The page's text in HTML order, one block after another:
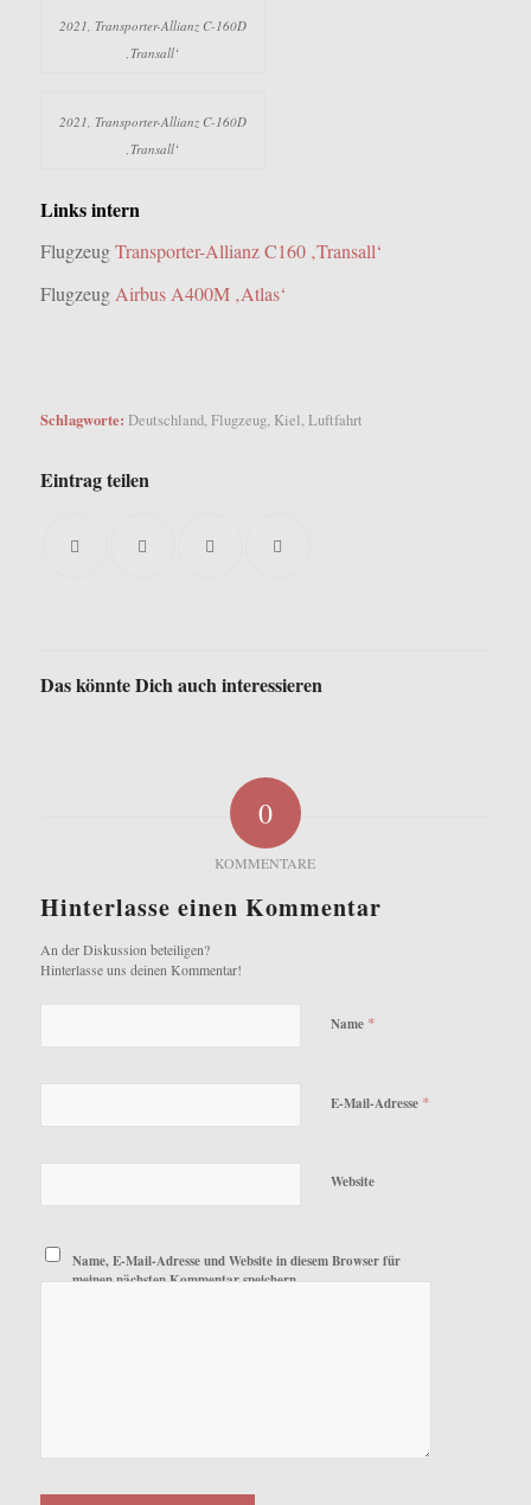
2021, Transporter-Allianz C-160D
‚Transall‘
2021, Transporter-Allianz C-160D
‚Transall‘
Links intern
FlugzeugTransporter-Allianz C160 ‚Transall‘
FlugzeugAirbus A400M ‚Atlas‘
Schlagworte: Deutschland,Flugzeug, Kiel,Luftfahrt
Eintrag teilen
Das könnte Dich auch interessieren
0
KOMMENTARE
Hinterlasse einen Kommentar
An der Diskussion beteiligen?
Hinterlasse uns deinen Kommentar!
Name *
E-Mail-Adresse *
Website
Name, E-Mail-Adresse und Website in diesem Browser für
meinen nächsten Kommentar speichern.